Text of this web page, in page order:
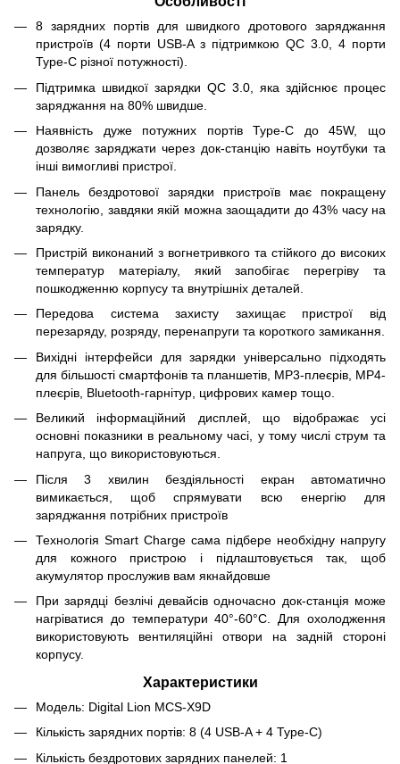
8 зарядних портів для швидкого дротового заряджання
пристроїв (4 порти USB-A з підтримкою QC 3.0, 4 порти
Type-C різної потужності).
Підтримка швидкої зарядки QC 3.0, яка здійснює процес
заряджання на 80% швидше.
Наявність дуже потужних портів Type-C до 45W, що
дозволяє заряджати через док-станцію навіть ноутбуки та
інші вимогливі пристрої.
Панель бездротової зарядки пристроїв має покращену
технологію, завдяки якій можна заощадити до 43% часу на
зарядку.
Пристрій виконаний з вогнетривкого та стійкого до високих
температур матеріалу, який запобігає перегріву та
пошкодженню корпусу та внутрішніх деталей.
Передова система захисту захищає пристрої від
перезаряду, розряду, перенапруги та короткого замикання.
Вихідні інтерфейси для зарядки універсально підходять
для більшості смартфонів та планшетів, MP3-плеєрів, MP4-
плеєрів, Bluetooth-гарнітур, цифрових камер тощо.
Великий інформаційний дисплей, що відображає усі
основні показники в реальному часі, у тому числі струм та
напруга, що використовуються.
Після 3 хвилин бездіяльності екран автоматично
вимикається, щоб спрямувати всю енергію для
заряджання потрібних пристроїв
Технологія Smart Charge сама підбере необхідну напругу
для кожного пристрою і підлаштовується так, щоб
акумулятор прослужив вам якнайдовше
При зарядці безлічі девайсів одночасно док-станція може
нагріватися до температури 40°-60°C. Для охолодження
використовують вентиляційні отвори на задній стороні
корпусу.
Характеристики
Модель: Digital Lion MCS-X9D
Кількість зарядних портів: 8 (4 USB-A + 4 Type-C)
Кількість бездротових зарядних панелей: 1